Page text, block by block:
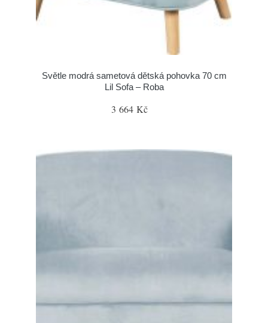
Světle modrá sametová dětská pohovka 70 cm
Lil Sofa – Roba
3 664 Kč